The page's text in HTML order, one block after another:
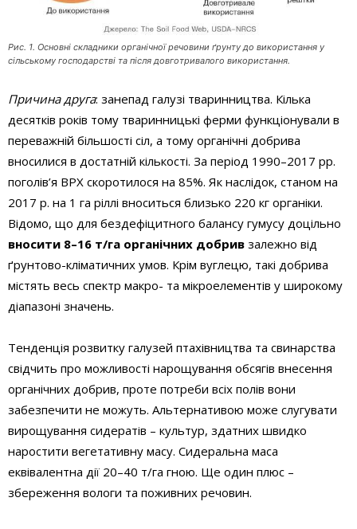
Рис. 1. Основні складники органічної речовини ґрунту до використання у
сільському господарстві та після довготривалого використання.
Причина друга: занепад галузі тваринництва. Кілька
десятків років тому тваринницькі ферми функціонували в
переважній більшості сіл, а тому органічні добрива
вносилися в достатній кількості. За період 1990–2017 рр.
поголів’я ВРХ скоротилося на 85%. Як наслідок, станом на
2017 р. на 1 га ріллі вноситься близько 220 кг органіки.
Відомо, що для бездефіцитного балансу гумусу доцільно
вносити 8–16 т/га органічних добрив залежно від
ґрунтово-кліматичних умов. Крім вуглецю, такі добрива
містять весь спектр макро- та мікроелементів у широкому
діапазоні значень.
Тенденція розвитку галузей птахівництва та свинарства
свідчить про можливості нарощування обсягів внесення
органічних добрив, проте потреби всіх полів вони
забезпечити не можуть. Альтернативою може слугувати
вирощування сидератів – культур, здатних швидко
наростити вегетативну масу. Сидеральна маса
еквівалентна дії 20–40 т/га гною. Ще один плюс –
збереження вологи та поживних речовин.